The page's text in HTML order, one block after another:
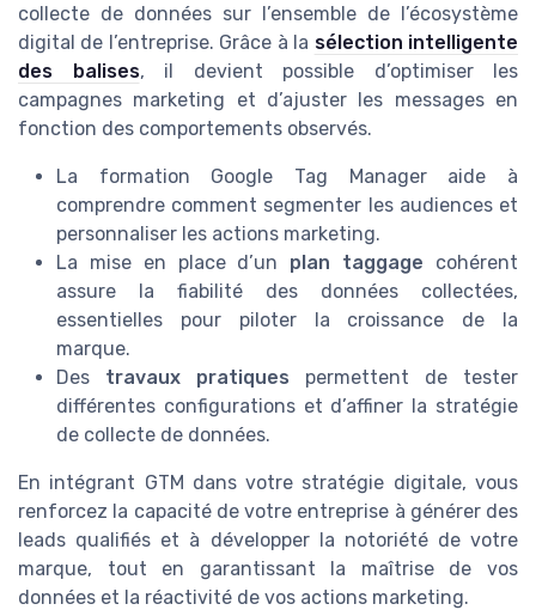
collecte de données sur l’ensemble de l’écosystème
digital de l’entreprise. Grâce à la sélection intelligente
des balises, il devient possible d’optimiser les
campagnes marketing et d’ajuster les messages en
fonction des comportements observés.
La formation Google Tag Manager aide à
comprendre comment segmenter les audiences et
personnaliser les actions marketing.
La mise en place d’un plan taggage cohérent
assure la fiabilité des données collectées,
essentielles pour piloter la croissance de la
marque.
Des travaux pratiques permettent de tester
différentes configurations et d’affiner la stratégie
de collecte de données.
En intégrant GTM dans votre stratégie digitale, vous
renforcez la capacité de votre entreprise à générer des
leads qualifiés et à développer la notoriété de votre
marque, tout en garantissant la maîtrise de vos
données et la réactivité de vos actions marketing.